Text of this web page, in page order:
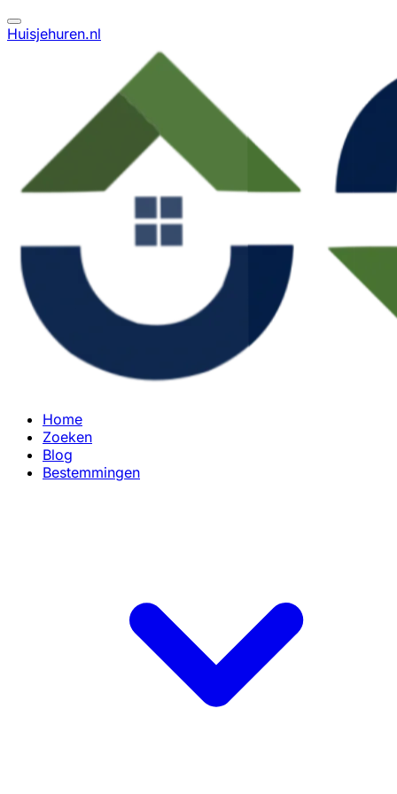
Huisjehuren.nl
Home
Zoeken
Blog
Bestemmingen